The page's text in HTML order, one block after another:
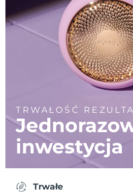
TRWAŁOŚĆ
inwestycja
Trwałe